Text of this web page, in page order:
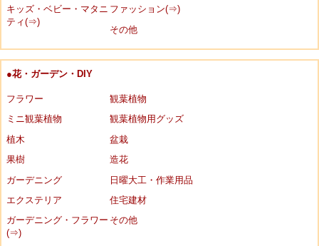
キッズ・ベビー・マタニ
ティ(⇒)
ファッション(⇒)
その他
●花・ガーデン・DIY
フラワー
観葉植物
ミニ観葉植物
観葉植物用グッズ
植木
盆栽
果樹
造花
ガーデニング
日曜大工・作業用品
エクステリア
住宅建材
ガーデニング・フラワー
(⇒)
その他